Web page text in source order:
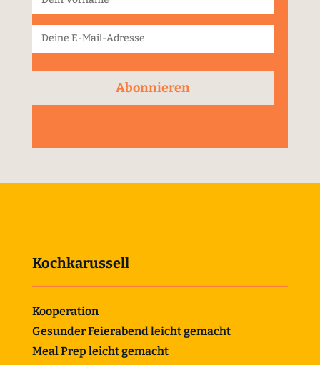
Abonnieren
Kochkarussell
Kooperation
Gesunder Feierabend leicht gemacht
Meal Prep leicht gemacht